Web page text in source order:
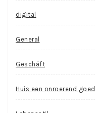
digital
General
Geschäft
Huis een onroerend goed